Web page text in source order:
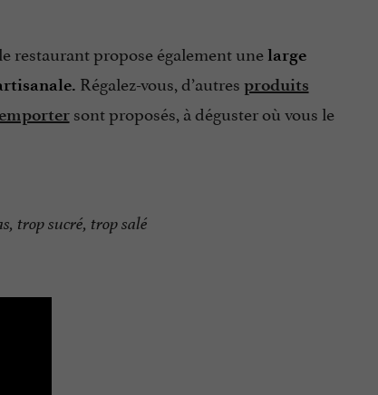
restaurant propose également unelarge
Régalez-vous, d’autres produits
sont proposés, à déguster où vous le
trop sucré, trop salé